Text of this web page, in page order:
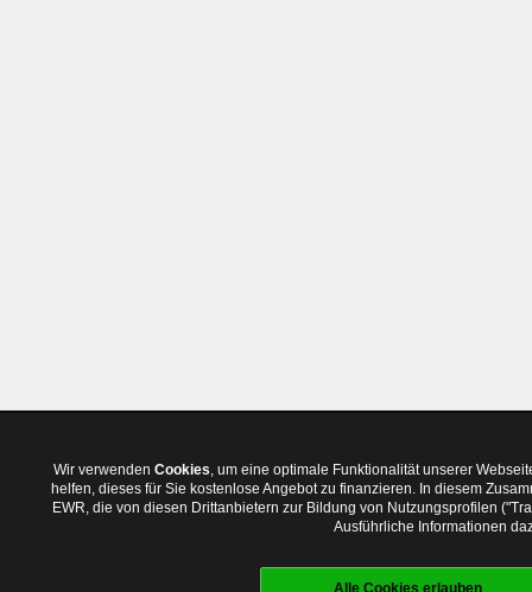
Wir verwenden Cookies, um eine optimale Funktionalität unserer
helfen, dieses für Sie kostenlose Angebot zu finanzieren. In diesem
EWR, die von diesen Drittanbietern zur Bildung von Nutzungsprofilen
Ausführliche Informationen
Alle Cookies erlauben